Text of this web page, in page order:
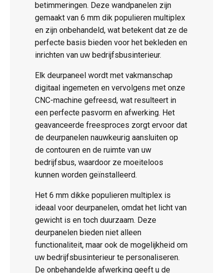
betimmeringen. Deze wandpanelen zijn
gemaakt van 6 mm dik populieren multiplex
en zijn onbehandeld, wat betekent dat ze de
perfecte basis bieden voor het bekleden en
inrichten van uw bedrijfsbusinterieur.
Elk deurpaneel wordt met vakmanschap
digitaal ingemeten en vervolgens met onze
CNC-machine gefreesd, wat resulteert in
een perfecte pasvorm en afwerking. Het
geavanceerde freesproces zorgt ervoor dat
de deurpanelen nauwkeurig aansluiten op
de contouren en de ruimte van uw
bedrijfsbus, waardoor ze moeiteloos
kunnen worden geïnstalleerd.
Het 6 mm dikke populieren multiplex is
ideaal voor deurpanelen, omdat het licht van
gewicht is en toch duurzaam. Deze
deurpanelen bieden niet alleen
functionaliteit, maar ook de mogelijkheid om
uw bedrijfsbusinterieur te personaliseren.
De onbehandelde afwerking geeft u de